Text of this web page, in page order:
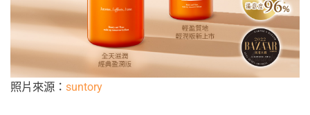
照片來源： suntory